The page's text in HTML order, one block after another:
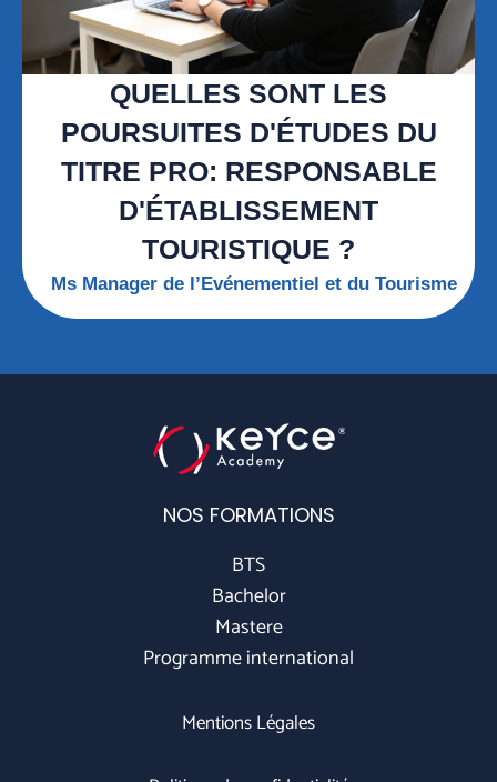
QUELLES SONT LES
POURSUITES D'ÉTUDES DU
TITRE PRO: RESPONSABLE
D'ÉTABLISSEMENT
TOURISTIQUE ?
Ms Manager de l’Evénementiel et du Tourisme
NOS FORMATIONS
BTS
Bachelor
Mastere
Programme international
Mentions Légales